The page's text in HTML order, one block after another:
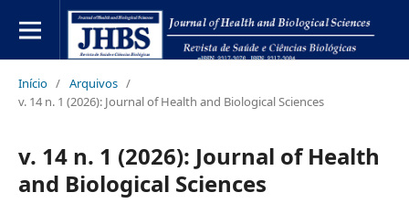
Início / Arquivos /
v. 14 n. 1 (2026): Journal of Health and Biological Sciences
v. 14 n. 1 (2026): Journal of Health
and Biological Sciences